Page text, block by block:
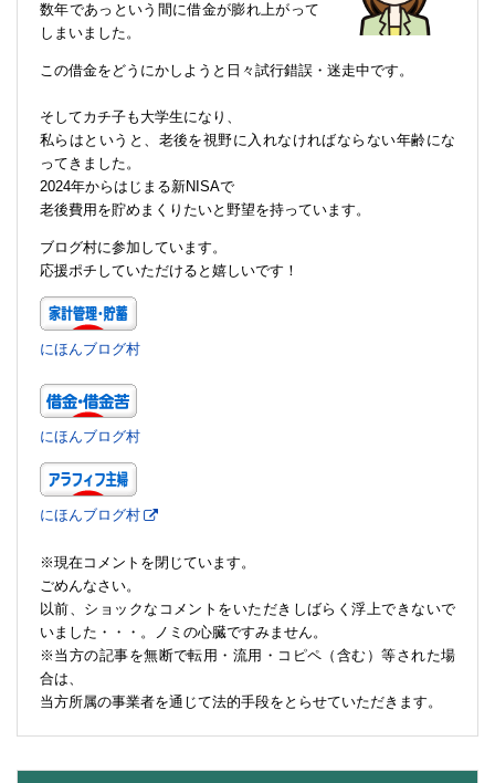
数年であっという間に借金が膨れ上がって
しまいました。
この借金をどうにかしようと日々試行錯誤・迷走中です。
そしてカチ子も大学生になり、
私らはというと、老後を視野に入れなければならない年齢にな
ってきました。
2024年からはじまる新NISAで
老後費用を貯めまくりたいと野望を持っています。
ブログ村に参加しています。
応援ポチしていただけると嬉しいです！
にほんブログ村
にほんブログ村
にほんブログ村
※現在コメントを閉じています。
ごめんなさい。
以前、ショックなコメントをいただきしばらく浮上できないで
いました・・・。ノミの心臓ですみません。
※当方の記事を無断で転用・流用・コピペ（含む）等された場
合は、
当方所属の事業者を通じて法的手段をとらせていただきます。